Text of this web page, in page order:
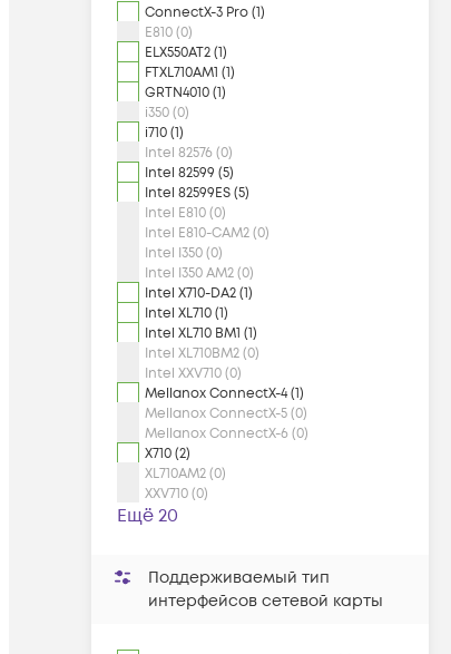
ConnectX-3 Pro (1)
E810 (0)
ELX550AT2 (1)
FTXL710AM1 (1)
GRTN4010 (1)
i350 (0)
i710 (1)
Intel 82576 (0)
Intel 82599 (5)
Intel 82599ES (5)
Intel E810 (0)
Intel E810-CAM2 (0)
Intel I350 (0)
Intel I350 AM2 (0)
Intel X710-DA2 (1)
Intel XL710 (1)
Intel XL710 BM1 (1)
Intel XL710BM2 (0)
Intel XXV710 (0)
Mellanox ConnectX-4 (1)
Mellanox ConnectX-5 (0)
Mellanox ConnectX-6 (0)
X710 (2)
XL710AM2 (0)
XXV710 (0)
Ещё 20
Поддерживаемый тип
интерфейсов сетевой карты